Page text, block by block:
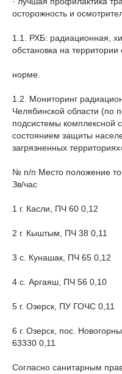
осторожность и
1.1. РХБ: радиационная,
обстановка на территории
норме.
1.2. Мониторинг
Челябинской области (по
подсистемы комплексной
состоянием защиты
загрязненных
№ п/п Место положение
Зв/час
1 г. Касли, ПЧ 60 0,12
2 г. Кыштым, ПЧ 38 0,11
3 с. Кунашак, ПЧ 65 0,12
4 с. Аргаяш, ПЧ 56 0,10
5 г. Озерск, ПУ ГОЧС 0,11
6 г. Озерск, пос.
63330 0,11
Согласно санитарным